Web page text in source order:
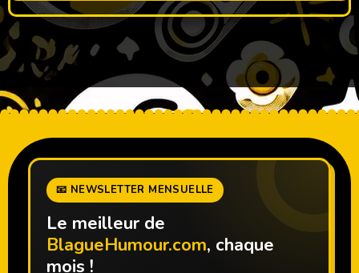
📧 NEWSLETTER MENSUELLE
Le meilleur de
BlagueHumour.com, chaque
mois !